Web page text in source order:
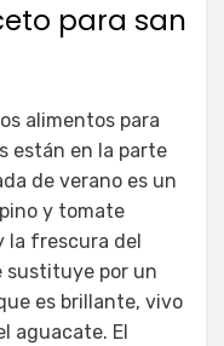
para san
alimentos para
están en la parte
de verano es un
y tomate
la frescura del
sustituye por un
es brillante, vivo
aguacate. El